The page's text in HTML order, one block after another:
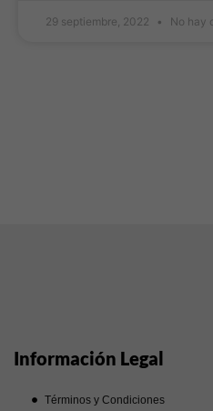
29 septiembre, 2022 No hay
Información Legal
Términos y Condiciones